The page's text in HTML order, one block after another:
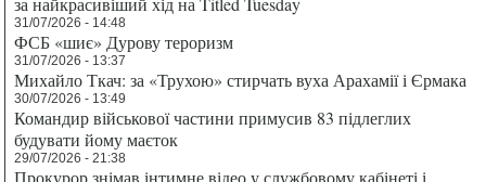
31/07/2026 - 14:48
ФСБ «шиє» Дурову тероризм
31/07/2026 - 13:37
Михайло Ткач: за «Трухою» стирчать вуха Арахамії і Єрмака
30/07/2026 - 13:49
Командир військової частини примусив 83 підлеглих
будувати йому маєток
29/07/2026 - 21:38
Прокурор знімав інтимне відео у службовому кабінеті і